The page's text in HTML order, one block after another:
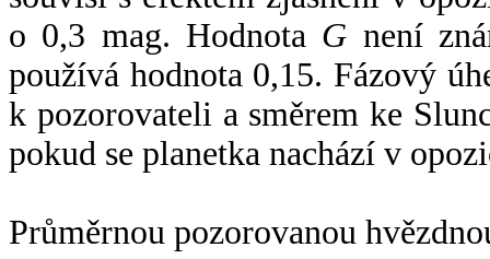
o 0,3 mag. Hodnota G není
používá hodnota 0,15. Fázový
k pozorovateli a směrem ke
pokud se planetka nachází v
Průměrnou pozorovanou